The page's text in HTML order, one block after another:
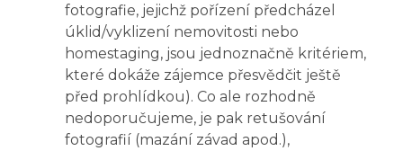
fotografie, jejichž pořízení předcházel
úklid/vyklizení nemovitosti nebo
homestaging, jsou jednoznačně kritériem,
které dokáže zájemce přesvědčit ještě
před prohlídkou). Co ale rozhodně
nedoporučujeme, je pak retušování
fotografií (mazání závad apod.),